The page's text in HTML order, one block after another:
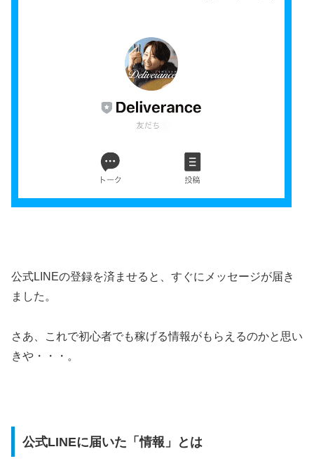
公式LINEの登録を済ませると、すぐにメッセージが届き
ました。
さあ、これで初心者でも稼げる情報がもらえるのかと思い
きや・・・。
公式LINEに届いた「情報」とは